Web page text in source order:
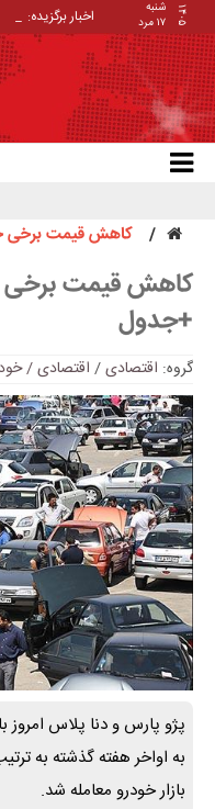
۱۴۰۵
شنبه
۱۷ مرد
اخبار برگزیده: ا_
کاهش قیمت برخی
کاهش قیمت برخی
+جدول
گروه: اقتصادی/ اقتصادی /
بازار خودرو معامله شد.